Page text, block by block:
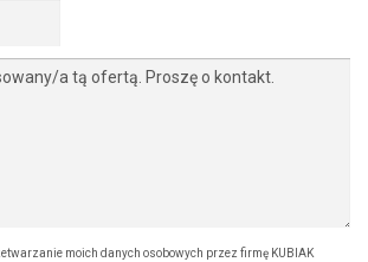
moich danych osobowych przez firmę KUBIAK